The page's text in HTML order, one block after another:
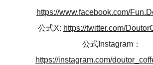
https://www.facebook.com/
公式X: https://twitter.com/
公式Instagram：
https://instagram.com/